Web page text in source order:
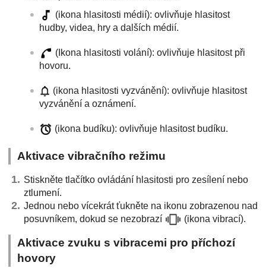
(ikona hlasitosti médií): ovlivňuje hlasitost
hudby, videa, hry a dalších médií.
(Ikona hlasitosti volání): ovlivňuje hlasitost při
hovoru.
(ikona hlasitosti vyzvánění): ovlivňuje hlasitost
vyzvánění a oznámení.
(ikona budíku): ovlivňuje hlasitost budíku.
Aktivace vibračního režimu
Stiskněte tlačítko ovládání hlasitosti pro zesílení nebo
ztlumení.
Jednou nebo vícekrát ťukněte na ikonu zobrazenou nad
posuvníkem, dokud se nezobrazí
(ikona vibrací).
Aktivace zvuku s vibracemi pro příchozí
hovory